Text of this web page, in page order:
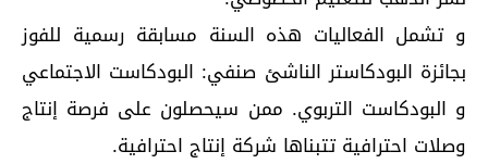
و تشمل الفعاليات هذه السنة مسابقة رسمية للفوز
بجائزة البودكاستر الناشئ صنفي: البودكاست الاجتماعي
و البودكاست التربوي. ممن سيحصلون على فرصة إنتاج
وصلات احترافية تتبناها شركة إنتاج احترافية.